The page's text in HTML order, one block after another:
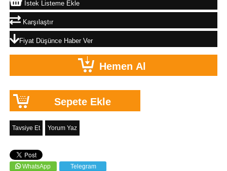
İstek Listeme Ekle
Karşılaştır
Fiyat Düşünce Haber Ver
Tavsiye Et Yorum Yaz
WhatsApp Telegram